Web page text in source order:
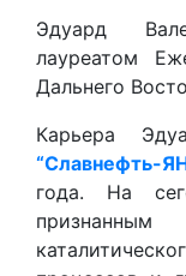
Эдуард
лауреатом
Дальнего
Карьера
“Славнефть-
года. На